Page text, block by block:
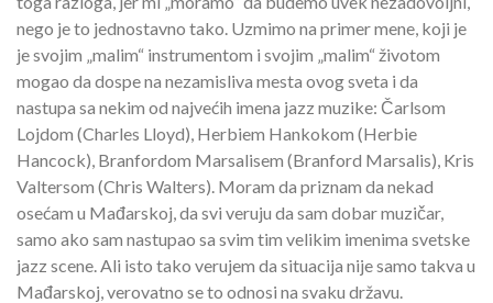
nego je to jednostavno tako. Uzmimo na primer mene, koji je
je svojim „malim“ instrumentom i svojim „malim“ životom
mogao da dospe na nezamisliva mesta ovog sveta i da
nastupa sa nekim od najvećih imena jazz muzike: Čarlsom
Lojdom (Charles Lloyd), Herbiem Hankokom (Herbie
Hancock), Branfordom Marsalisem (Branford Marsalis), Kris
Valtersom (Chris Walters). Moram da priznam da nekad
osećam u Mađarskoj, da svi veruju da sam dobar muzičar,
samo ako sam nastupao sa svim tim velikim imenima svetske
jazz scene. Ali isto tako verujem da situacija nije samo takva u
Mađarskoj, verovatno se to odnosi na svaku državu.